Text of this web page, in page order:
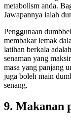
metabolism anda.
Jawapannya ialah
Penggunaan
membakar lemak
latihan berkala
senaman yang
masa yang panjang
juga boleh main
senang.
9. Makanan